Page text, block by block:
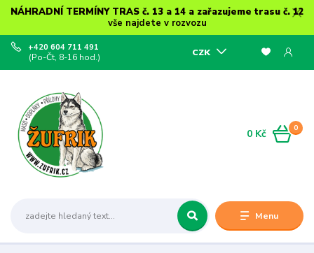
NÁHRADNÍ TERMÍNY TRAS č. 13 a 14 a zařazujeme trasu č. 12
vše najdete v rozvozu
Menu
CZK
+420 604 711 491
(Po-Čt, 8-16 hod.)
0
0 Kč